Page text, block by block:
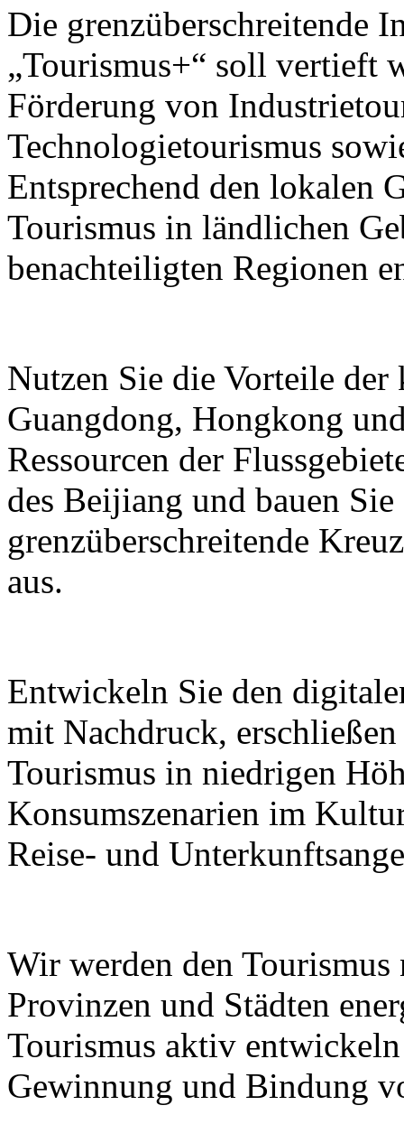
Die grenzüberschreitende
„Tourismus+“ soll vertieft
Förderung von
Technologietourismus
Entsprechend den lokalen
Tourismus in ländlichen
benachteiligten Regionen
Nutzen Sie die Vorteile der
Guangdong, Hongkong
Ressourcen der
des Beijiang und bauen
grenzüberschreitende
aus.
Entwickeln Sie den
mit Nachdruck,
Tourismus in niedrigen
Konsumszenarien im
Reise- und
Wir werden den Tourismus
Provinzen und Städten
Tourismus aktiv
Gewinnung und Bindung